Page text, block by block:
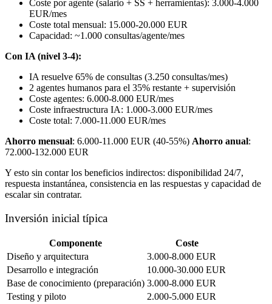
Coste por agente (salario + SS + herramientas): 3.000-4.000
EUR/mes
Coste total mensual: 15.000-20.000 EUR
Capacidad: ~1.000 consultas/agente/mes
Con IA (nivel 3-4):
IA resuelve 65% de consultas (3.250 consultas/mes)
2 agentes humanos para el 35% restante + supervisión
Coste agentes: 6.000-8.000 EUR/mes
Coste infraestructura IA: 1.000-3.000 EUR/mes
Coste total: 7.000-11.000 EUR/mes
Ahorro mensual: 6.000-11.000 EUR (40-55%) Ahorro anual:
72.000-132.000 EUR
Y esto sin contar los beneficios indirectos: disponibilidad 24/7,
respuesta instantánea, consistencia en las respuestas y capacidad de
escalar sin contratar.
Inversión inicial típica
Componente
Coste
Diseño y arquitectura
3.000-8.000 EUR
Desarrollo e integración
10.000-30.000 EUR
Base de conocimiento (preparación) 3.000-8.000 EUR
Testing y piloto
2.000-5.000 EUR